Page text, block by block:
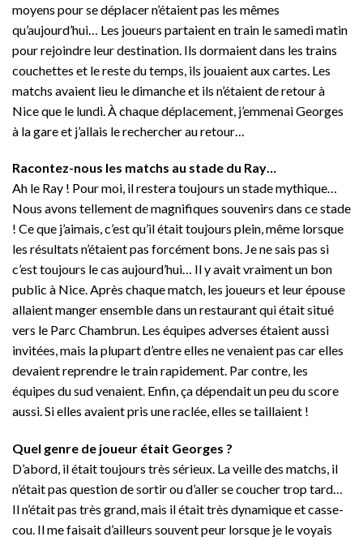
moyens pour se déplacer n’étaient pas les mêmes
qu’aujourd’hui… Les joueurs partaient en train le samedi matin
pour rejoindre leur destination. Ils dormaient dans les trains
couchettes et le reste du temps, ils jouaient aux cartes. Les
matchs avaient lieu le dimanche et ils n’étaient de retour à
Nice que le lundi. À chaque déplacement, j’emmenai Georges
à la gare et j’allais le rechercher au retour…
Racontez-nous les matchs au stade du Ray…
Ah le Ray ! Pour moi, il restera toujours un stade mythique…
Nous avons tellement de magnifiques souvenirs dans ce stade
! Ce que j’aimais, c’est qu’il était toujours plein, même lorsque
les résultats n’étaient pas forcément bons. Je ne sais pas si
c’est toujours le cas aujourd’hui… Il y avait vraiment un bon
public à Nice. Après chaque match, les joueurs et leur épouse
allaient manger ensemble dans un restaurant qui était situé
vers le Parc Chambrun. Les équipes adverses étaient aussi
invitées, mais la plupart d’entre elles ne venaient pas car elles
devaient reprendre le train rapidement. Par contre, les
équipes du sud venaient. Enfin, ça dépendait un peu du score
aussi. Si elles avaient pris une raclée, elles se taillaient !
Quel genre de joueur était Georges ?
D’abord, il était toujours très sérieux. La veille des matchs, il
n’était pas question de sortir ou d’aller se coucher trop tard…
Il n’était pas très grand, mais il était très dynamique et casse-
cou. Il me faisait d’ailleurs souvent peur lorsque je le voyais